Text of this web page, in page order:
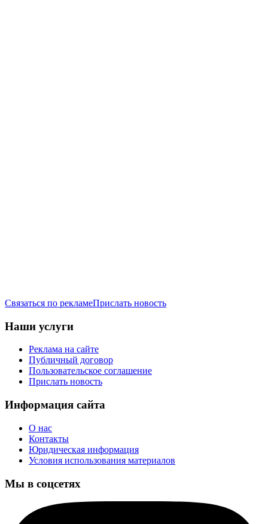
Связаться по рекламеПрислать новость
Наши услуги
Реклама на сайте
Публичный договор
Пользовательское соглашение
Прислать новость
Информация сайта
О нас
Контакты
Юридическая информация
Условия использования материалов
Мы в соцсетях